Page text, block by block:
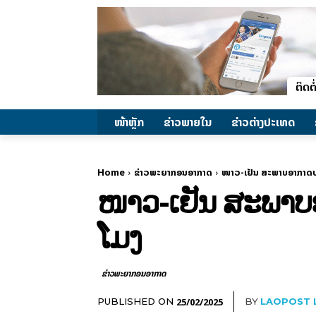
ໜ້າຫຼັກ ຂ່າວພາຍ​ໃນ ຂ່າວຕ່າງປະເທດ
Home ຂ່າວພະຍາກອນອາກາດ ໜາວ-ເຢັນ ສະພາບອາກາດ
ໜາວ-ເຢັນ ສະພາບ
ໂມງ
ຂ່າວພະຍາກອນອາກາດ
PUBLISHED ON 25/02/2025 BY LAOPOST